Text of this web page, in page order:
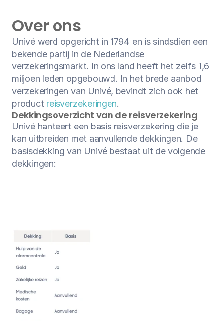
Over ons
Univé werd opgericht in 1794 en is sindsdien een
bekende partij in de Nederlandse
verzekeringsmarkt. In ons land heeft het zelfs 1,6
miljoen leden opgebouwd. In het brede aanbod
verzekeringen van Univé, bevindt zich ook het
product reisverzekeringen.
Dekkingsoverzicht van de reisverzekering
Univé hanteert een basis reisverzekering die je
kan uitbreiden met aanvullende dekkingen. De
basisdekking van Univé bestaat uit de volgende
dekkingen: